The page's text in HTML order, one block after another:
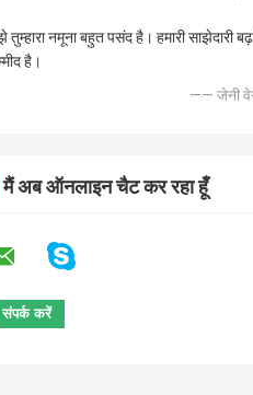
तुम्हारा नमूना बहुत पसंद है। हमारी साझेदारी
है।
—— जेनी
मैं अब ऑनलाइन चैट कर रहा हूँ